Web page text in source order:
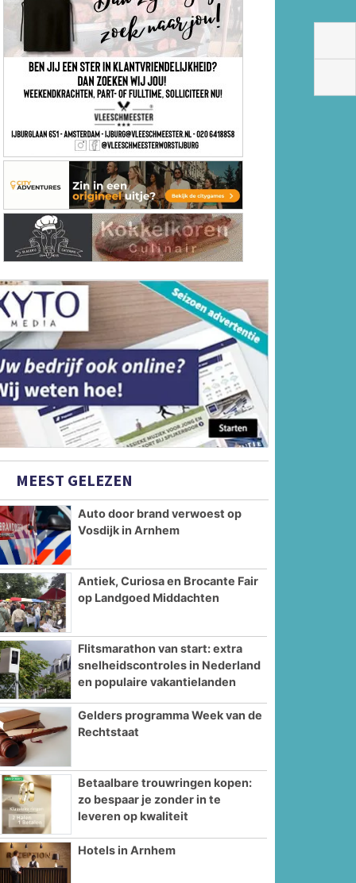
MEEST GELEZEN
Auto door brand verwoest op
Vosdijk in Arnhem
Antiek, Curiosa en Brocante Fair
op Landgoed Middachten
Flitsmarathon van start: extra
snelheidscontroles in Nederland
en populaire vakantielanden
Gelders programma Week van de
Rechtstaat
Betaalbare trouwringen kopen:
zo bespaar je zonder in te
leveren op kwaliteit
Hotels in Arnhem